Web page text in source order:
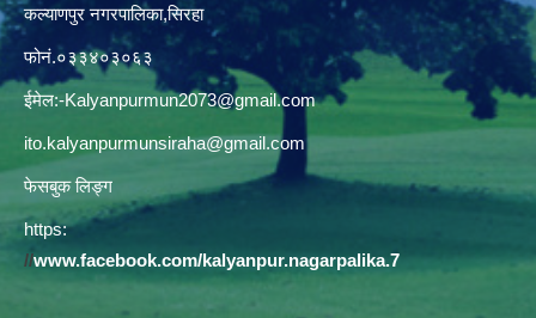
कल्याणपुर नगरपालिका,सिरहा
फोनं.०३३४०३०६३
ईमेल:-Kalyanpurmun2073@gmail.com
ito.kalyanpurmunsiraha@gmail.com
फेसबुक लिङ्ग
https:
//www.facebook.com/kalyanpur.nagarpalika.7